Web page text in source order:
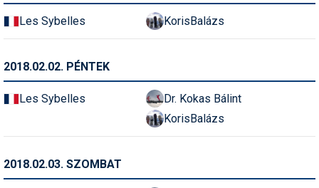
Hütte
Ingatlan
Interjúk
Les Sybelles KorisBalázs
2018.02.02. PÉNTEK
Les Sybelles
Dr. Kokas Bálint
KorisBalázs
2018.02.03. SZOMBAT